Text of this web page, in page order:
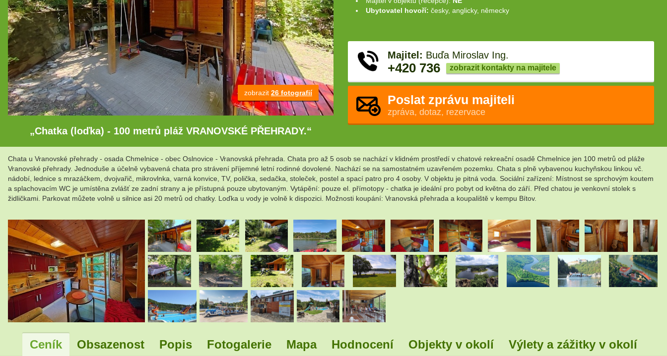
zobrazit 26 fotografií
„Chatka (loďka) - 100 metrů pláž VRANOVSKÉ PŘEHRADY.“
Ubytovatel hovoří: česky, anglicky, německy
Majitel: Buďa Miroslav Ing.
+420 736 zobrazit kontakty na majitele
Poslat zprávu majiteli
zpráva, dotaz, rezervace
Chata u Vranovské přehrady - osada Chmelnice - obec Oslnovice - Vranovská přehrada. Chata pro až 5 osob se nachází v klidném prostředí v chatové rekreační osadě Chmelnice jen 100 metrů od pláže
Vranovské přehrady. Jednoduše a účelně vybavená chata pro strávení příjemné letní rodinné dovolené. Nachází se na samostatném uzavřeném pozemku. Chata s plně vybavenou kuchyňskou linkou vč.
nádobí, lednice s mrazáčkem, dvojvařič, mikrovlnka, varná konvice, TV, polička, sedačka, stoleček, postel a spací patro pro 4 osoby. V objektu je pitná voda. Sociální zařízení: Místnost se sprchovým koutem
a splachovacím WC je umístěna zvlášť ze zadní strany a je přístupná pouze ubytovaným. Vytápění: pouze el. přímotopy - chatka je ideální pro pobyt od května do září. Před chatou je venkovní stolek s
židličkami. Parkovat můžete volně u silnice asi 20 metrů od chatky. Loďka u vody je volně k dispozici. Možnosti koupání: Vranovská přehrada a koupaliště v kempu Bítov.
Ceník Obsazenost Popis Fotogalerie Mapa Hodnocení Objekty v okolí Výlety a zážitky v okolí